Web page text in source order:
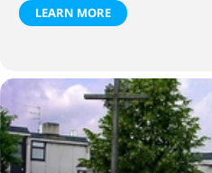
LEARN MORE